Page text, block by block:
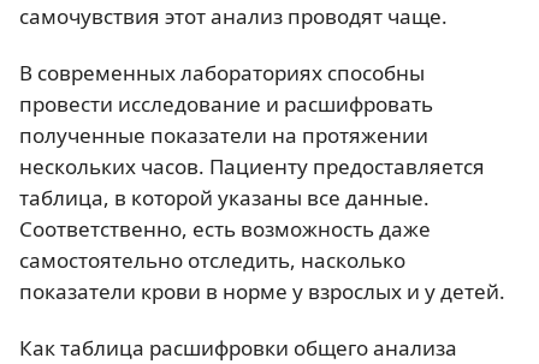
самочувствия этот анализ проводят чаще.
В современных лабораториях способны
провести исследование и расшифровать
полученные показатели на протяжении
нескольких часов. Пациенту предоставляется
таблица, в которой указаны все данные.
Соответственно, есть возможность даже
самостоятельно отследить, насколько
показатели крови в норме у взрослых и у детей.
Как таблица расшифровки общего анализа